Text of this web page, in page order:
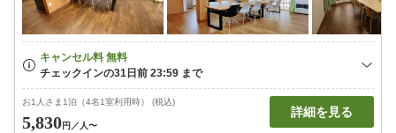
お1人さま1泊（4名1室利用時） (税込)
5,830円 ／人〜
詳細を見る